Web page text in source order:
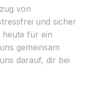
von
und sicher
heute für ein
gemeinsam
darauf, dir bei